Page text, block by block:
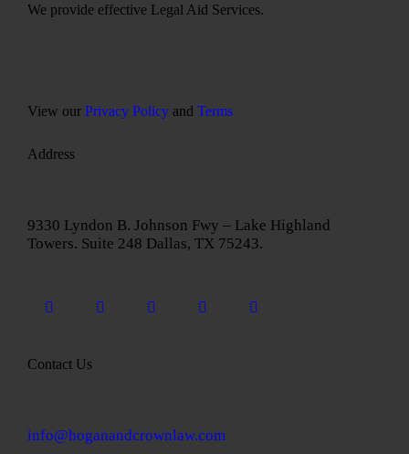
We provide effective Legal Aid Services.
View our Privacy Policy and Terms
Address
9330 Lyndon B. Johnson Fwy – Lake Highland
Towers. Suite 248 Dallas, TX 75243.
Contact Us
info@hoganandcrownlaw.com